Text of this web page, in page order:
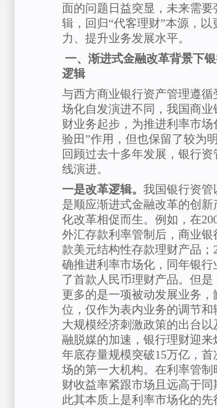
面的问题日益突显，未来需
辑，回归“代客理财”本源，
力、提升业务发展水平。
一、渐进式金融改革背景下
逻辑
与西方商业银行资产管理遵
场化自发演进不同，我国商
财业务起步，为推进利率市
验田”作用，但也保留了较为
回顾过去十多年发展，银行
线演进。
一是改革逻辑。 我国银行资管
是顺应渐进式金融改革的创
化改革相促而生。例如，在
外汇存款利率管制后，商业
款美元结构性存款理财产品；
确推进利率市场化，同年银
了首款人民币理财产品。但
更多的是一项被动发展业务
位，仅作为表内业务的调节和
大规模经济刺激政策的出台
融脱媒的加速，银行理财迎来
年底存量规模突破15万亿，
场的第一大机构。在利率管
财收益率紧跟市场且远高于
此其本质上是利率市场化的